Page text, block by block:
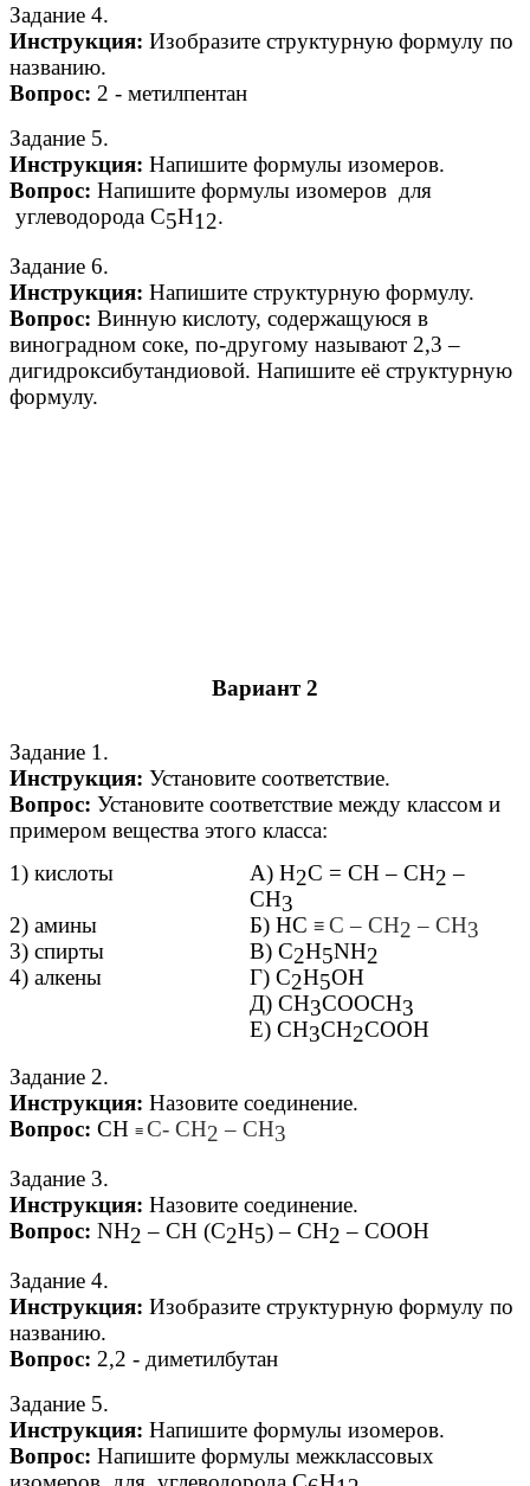
Задание 4.
Инструкция: Изобразите структурную формулу по
названию.
Вопрос: 2 - метилпентан
Задание 5.
Инструкция: Напишите формулы изомеров.
Вопрос: Напишите формулы изомеров для
углеводорода С5Н12.
Задание 6.
Инструкция: Напишите структурную формулу.
Вопрос: Винную кислоту, содержащуюся в
виноградном соке, по-другому называют 2,3 –
дигидроксибутандиовой. Напишите её структурную
формулу.
Вариант 2
Задание 1.
Инструкция: Установите соответствие.
Вопрос: Установите соответствие между классом и
примером вещества этого класса:
1) кислоты
А) Н2С = СН – СН2 –
СН3
2) амины
Б) НС ≡ С – СН2 – СН3
3) спирты
В) C2H5NH2
4) алкены
Г) C2H5OH
Д) CH3COOCH3
Е) CH3CH2COOH
Задание 2.
Инструкция: Назовите соединение.
Вопрос: СH ≡ C- CH2 – CH3
Задание 3.
Инструкция: Назовите соединение.
Вопрос: NH2 – CH (C2H5) – CH2 – CОOH
Задание 4.
Инструкция: Изобразите структурную формулу по
названию.
Вопрос: 2,2 - диметилбутан
Задание 5.
Инструкция: Напишите формулы изомеров.
Вопрос: Напишите формулы межклассовых